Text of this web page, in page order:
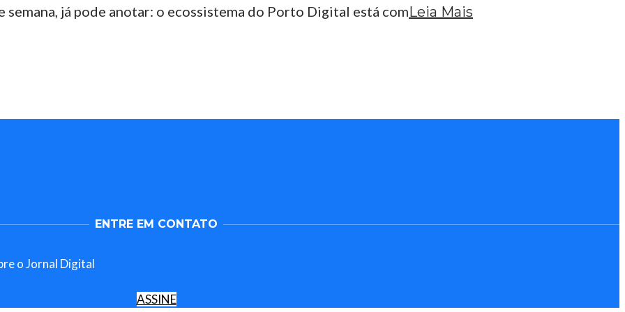
já pode anotar: o ecossistema do Porto Digital está comLeia Mais
ENTRE EM CONTATO
o Jornal Digital
ASSINE